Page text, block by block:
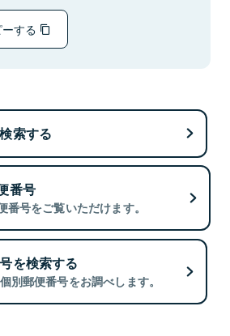
する
索する
番号
号をご覧いただけます。
を検索する
別郵便番号をお調べします。